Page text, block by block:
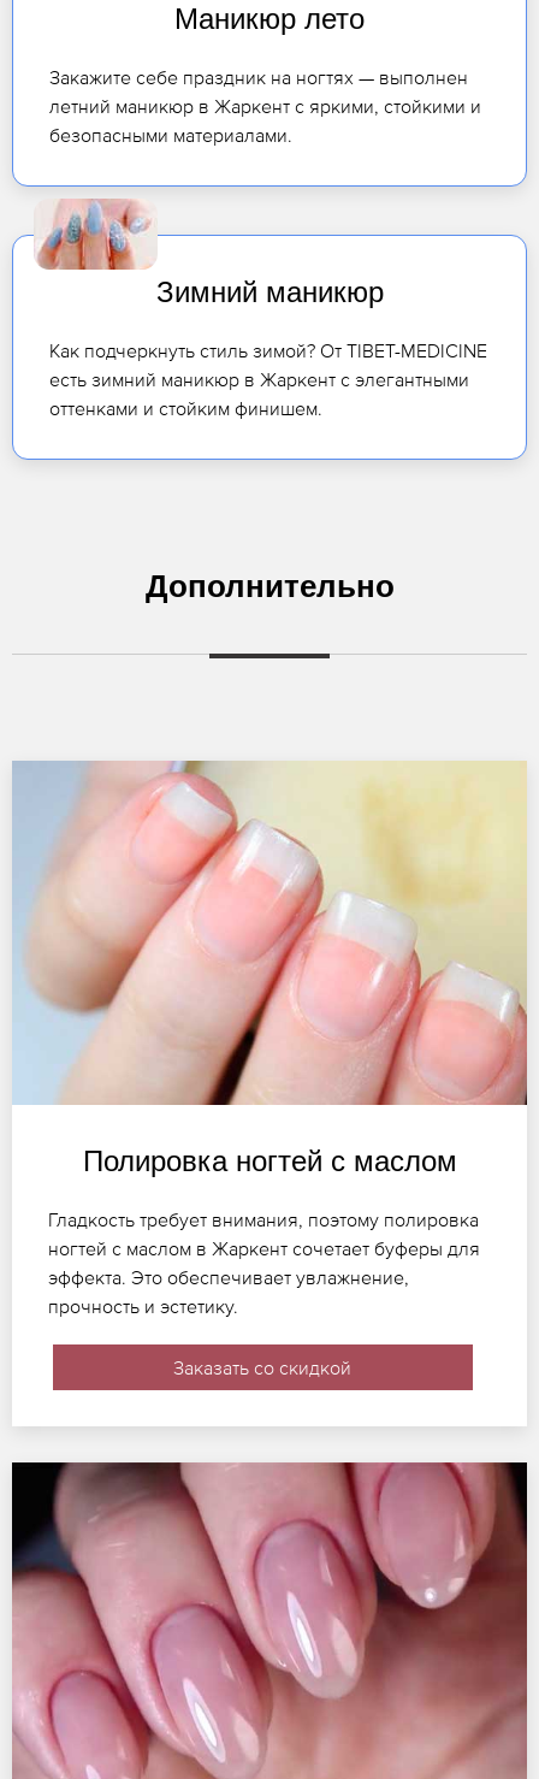
Маникюр лето
Закажите себе праздник на ногтях — выполнен
летний маникюр в Жаркент с яркими, стойкими и
безопасными материалами.
Зимний маникюр
Как подчеркнуть стиль зимой? От TIBET-MEDICINE
есть зимний маникюр в Жаркент с элегантными
оттенками и стойким финишем.
Дополнительно
Полировка ногтей с маслом
Гладкость требует внимания, поэтому полировка
ногтей с маслом в Жаркент сочетает буферы для
эффекта. Это обеспечивает увлажнение,
прочность и эстетику.
Заказать со скидкой